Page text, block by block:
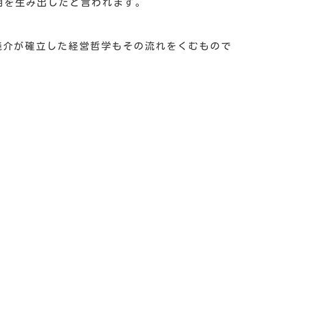
生み出したと言われます。
が確立した経営哲学もその流れをくむもので